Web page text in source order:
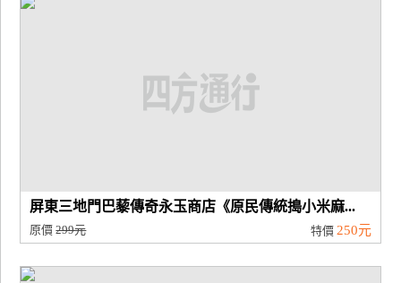
屏東三地門巴藜傳奇永玉商店《原民傳統搗小米麻...
原價299元 特價 250元